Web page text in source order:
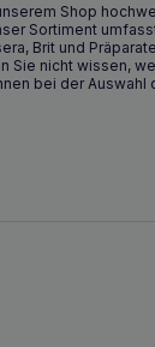
Shop
Sortiment
Brit und
Sie nicht wissen,
bei der Auswahl